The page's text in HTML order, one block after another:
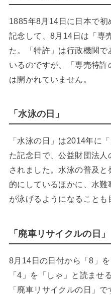
1885年8月14日に日本で
記念して、8月14日は「専
た。「特許」は行政機関
いるのですが、「専売特
は開かれていません。
「水泳の日」
「水泳の日」は2014年に
た記念日で、公益財団法
されました。水泳の普及
的にしているほかに、水
が泳げるようになることも
「廃車リサイクルの日」
8月14日の日付から「8」
「4」を「しゃ」と読ませ
「廃車リサイクルの日」で